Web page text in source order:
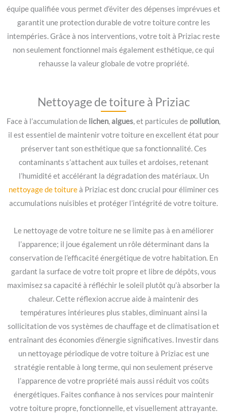
équipe qualifiée vous permet d’éviter des dépenses imprévues et
garantit une protection durable de votre toiture contre les
intempéries. Grâce à nos interventions, votre toit à Priziac reste
non seulement fonctionnel mais également esthétique, ce qui
rehausse la valeur globale de votre propriété.
Nettoyage de toiture à Priziac
Face à l’accumulation de lichen,algues, et particules de pollution,
il est essentiel de maintenir votre toiture en excellent état pour
préserver tant son esthétique que sa fonctionnalité. Ces
contaminants s’attachent aux tuiles et ardoises, retenant
l’humidité et accélérant la dégradation des matériaux. Un
nettoyage de toitureà Priziac est donc crucial pour éliminer ces
accumulations nuisibles et protéger l’intégrité de votre toiture.
Le nettoyage de votre toiture ne se limite pas à en améliorer
l’apparence; il joue également un rôle déterminant dans la
conservation de l’efficacité énergétique de votre habitation. En
gardant la surface de votre toit propre et libre de dépôts, vous
maximisez sa capacité à réfléchir le soleil plutôt qu’à absorber la
chaleur. Cette réflexion accrue aide à maintenir des
températures intérieures plus stables, diminuant ainsi la
sollicitation de vos systèmes de chauffage et de climatisation et
entraînant des économies d’énergie significatives. Investir dans
un nettoyage périodique de votre toiture à Priziac est une
stratégie rentable à long terme, qui non seulement préserve
l’apparence de votre propriété mais aussi réduit vos coûts
énergétiques. Faites confiance à nos services pour maintenir
votre toiture propre, fonctionnelle, et visuellement attrayante.